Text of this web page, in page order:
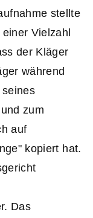
stellte
Vielzahl
der Kläger
während
zum
auf
kopiert hat.
Das